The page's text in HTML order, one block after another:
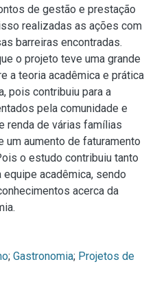
de gestão e prestação
realizadas as ações com
barreiras encontradas.
o projeto teve uma grande
a teoria acadêmica e prática
pois contribuiu para a
pela comunidade e
renda de várias famílias
aumento de faturamento
o estudo contribuiu tanto
acadêmica, sendo
acerca da
; Gastronomia; Projetos de